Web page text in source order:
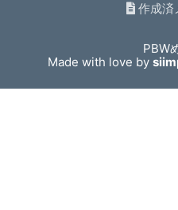
作成済
PBW
Made with love by